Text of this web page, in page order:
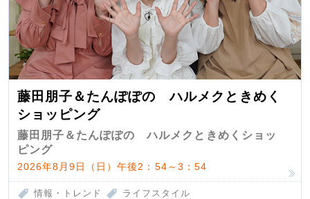
藤田朋子＆たんぽぽの ハルメクときめく
ショッピング
藤田朋子＆たんぽぽの ハルメクときめくショッ
ピング
2026年8月9日（日）午後2：54～3：54
情報・トレンド ライフスタイル